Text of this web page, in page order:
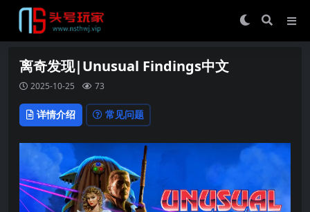
离奇发现|Unusual Findings中文
2025-10-25 73
详情介绍 常见问题